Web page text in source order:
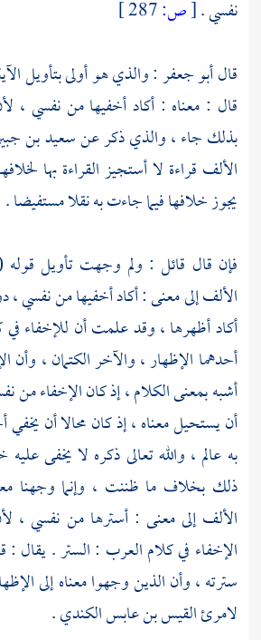
نفسي .[ص:
قالأبو جعفر: والذي هو أولى بتأويل
قال : معناه : أكاد أخفيها من نفسي ،
بذلك جاء ، والذي ذكر عنسعيد بن
الألف قراءة لا أستجيز القراءة بها
يجوز خلافها فيما جاءت به نقلا مستفيضا .
فإن قال قائل : ولم وجهت تأويل
الألف إلى معنى : أكاد أخفيها من نفسي ،
أكاد أظهرها ، وقد علمت أن للإخفاء
أحدهما الإظهار ، والآخر الكتمان ، وأن
أشبه بمعنى الكلام ، إذ كان الإخفاء من
أن يستحيل معناه ، إذ كان محالا أن
به عالم ، والله تعالى ذكره لا يخفى
ذلك بخلاف ما ظننت ، وإنما وجهنا
الألف إلى معنى : أسترها من نفسي ،
الإخفاء في كلام العرب : الستر . يقال
سترته ، وأن الذين وجهوا معناه إلى
لامرئ القيس بن عابس الكندي.